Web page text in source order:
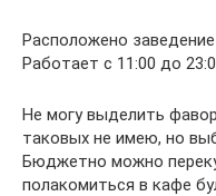
Расположено
Работает с 11:00 до
Не могу выделить
таковых не имею, но
Бюджетно можно
полакомиться в кафе